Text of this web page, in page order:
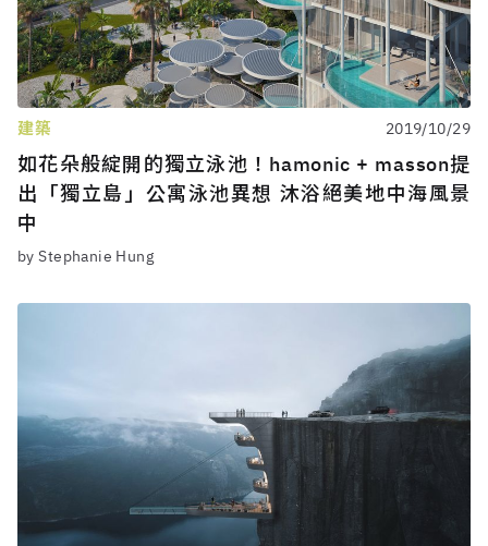
建築 2019/10/29
如花朵般綻開的獨立泳池！hamonic + masson提
出「獨立島」公寓泳池異想 沐浴絕美地中海風景
中
by Stephanie Hung